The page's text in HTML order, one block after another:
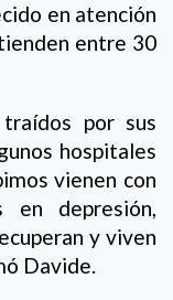
en atención
entre 30
por sus
hospitales
vienen con
en depresión,
y viven
Davide.